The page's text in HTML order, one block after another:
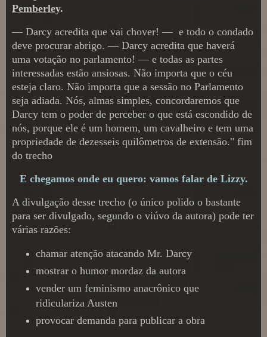
Pemberley.
― Darcy acredita que vai chover! ― e todo o condado
deve procurar abrigo. ― Darcy acredita que haverá
uma votação no parlamento! ― e todas as partes
interessadas estão ansiosas. Não importa que o céu
esteja claro. Não importa que a sessão no Parlamento
seja adiada. Nós, almas simples, concordaremos que
Darcy tem o poder de perceber o que está escondido de
nós, porque ele é um homem, um cavalheiro e tem uma
propriedade de dezesseis quilômetros de extensão." fim
do trecho
E chegamos onde eu quero: vamos falar de Lizzy.
A divulgação desse trecho (o único polido o bastante
para ser divulgado, segundo o viúvo da autora) pode ter
várias razões:
chamar atenção atacando Mr. Darcy
mostrar o humor mordaz da autora
vender um feminismo anacrônico que
ridiculariza Austen
provocar demanda para publicar a obra